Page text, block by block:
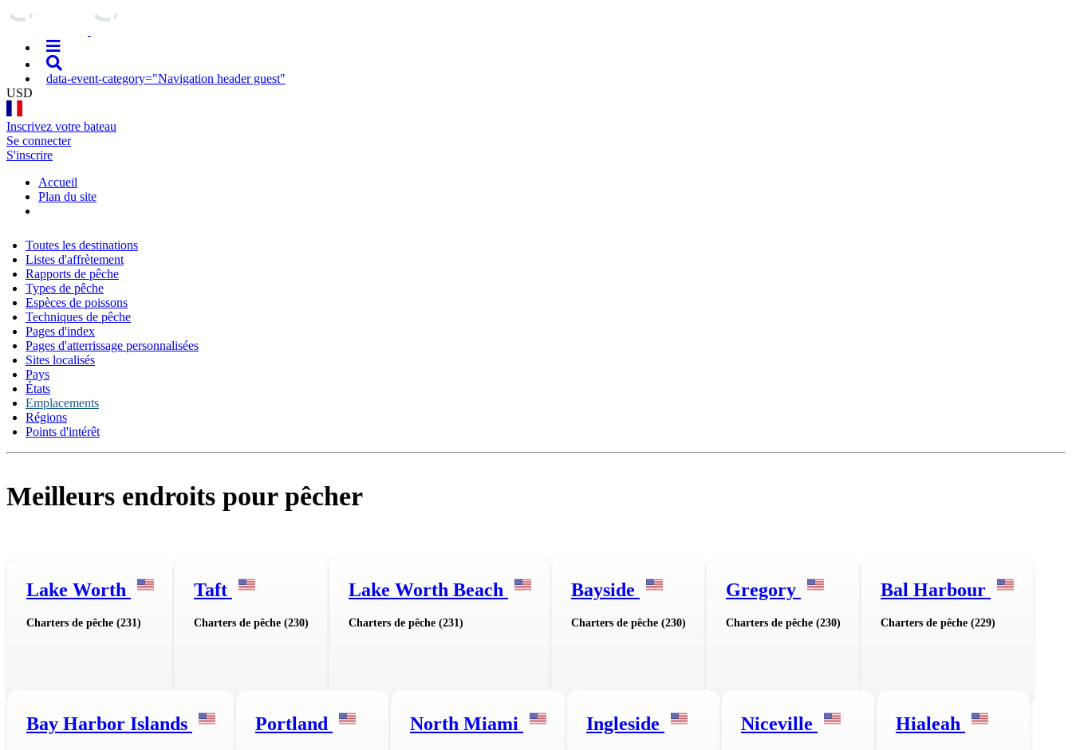
data-event-category="Navigation header guest"
USD
Inscrivez votre bateau
Se connecter
S'inscrire
Accueil
Plan du site
Toutes les destinations
Listes d'affrètement
Rapports de pêche
Types de pêche
Espèces de poissons
Techniques de pêche
Pages d'index
Pages d'atterrissage personnalisées
Sites localisés
Pays
États
Emplacements
Régions
Points d'intérêt
Meilleurs endroits pour pêcher
Lake Worth
Charters de pêche (231)
Taft
Charters de pêche (230)
Lake Worth Beach
Charters de pêche (231)
Bayside
Charters de pêche (230)
Gregory
Charters de pêche (230)
Bal Harbour
Charters de pêche (229)
Bay Harbor Islands Portland North Miami Ingleside Niceville Hialeah